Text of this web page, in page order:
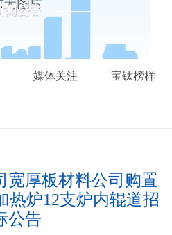
闻公告
媒体关注 宝钛榜样
宽厚板材料公司购置
热炉12支炉内辊道招
公告